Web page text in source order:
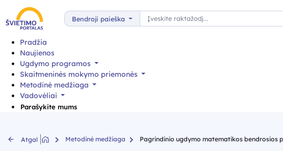
Bendroji paieška
Paieška
Pradžia
Naujienos
Ugdymo programos
Skaitmeninės mokymo priemonės
Metodinė medžiaga
Vadovėliai
Parašykite mums
Atgal Metodinė medžiaga Pagrindinio ugdymo matematikos bendrosios